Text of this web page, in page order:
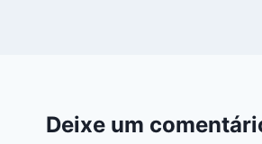
Deixe um